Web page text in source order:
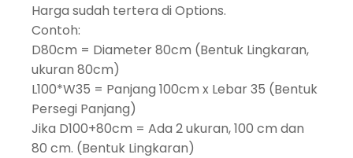
Harga sudah tertera di Options.
Contoh:
D80cm = Diameter 80cm (Bentuk Lingkaran,
ukuran 80cm)
L100*W35 = Panjang 100cm x Lebar 35 (Bentuk
Persegi Panjang)
Jika D100+80cm = Ada 2 ukuran, 100 cm dan
80 cm. (Bentuk Lingkaran)